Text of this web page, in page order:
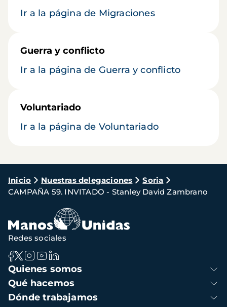
Ir a la página de Migraciones
Guerra y conflicto
Ir a la página de Guerra y conflicto
Voluntariado
Ir a la página de Voluntariado
Ruta
de
navegación
Inicio Nuestras delegaciones
Soria
CAMPAÑA 59. INVITADO - Stanley David Zambrano
Navegación
principal
Quienes somos
Qué hacemos
Dónde trabajamos
Redes sociales